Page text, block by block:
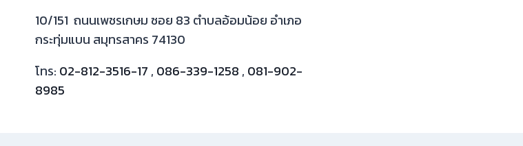
10/151 ถนนเพชรเกษม ซอย 83 ตำบลอ้อมน้อย อำเภอ
กระทุ่มแบน สมุทรสาคร 74130
โทร: 02-812-3516-17 , 086-339-1258 , 081-902-
8985